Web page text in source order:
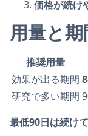
価格が続け
用量と期
推奨用量
効果が出る期間
研究で多い期間
最低90日は続け